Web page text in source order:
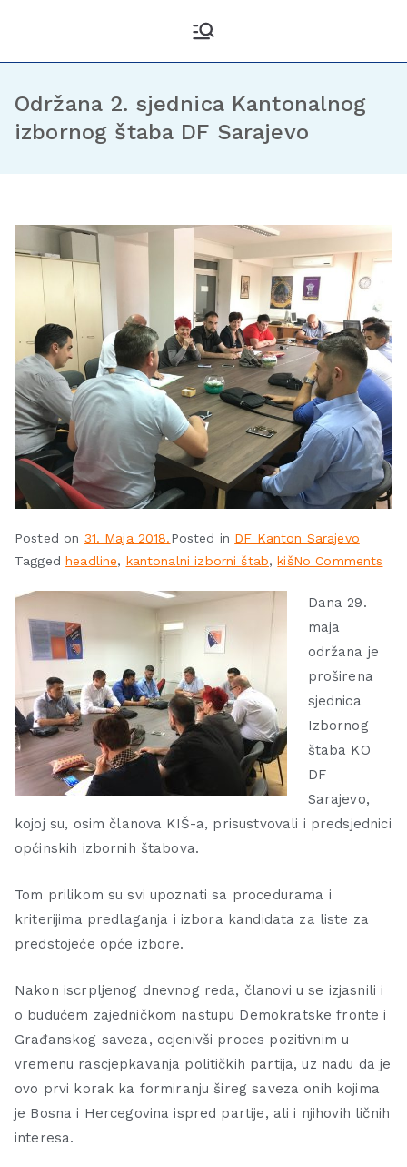
Održana 2. sjednica Kantonalnog
izbornog štaba DF Sarajevo
Posted on 31. Maja 2018.Posted in DF Kanton Sarajevo
Taggedheadline, kantonalni izborni štab,kišNo Comments
Dana 29.
maja
održana je
proširena
sjednica
Izbornog
štaba KO
DF
Sarajevo,
kojoj su, osim članova KIŠ-a, prisustvovali i predsjednici
općinskih izbornih štabova.
Tom prilikom su svi upoznati sa procedurama i
kriterijima predlaganja i izbora kandidata za liste za
predstojeće opće izbore.
Nakon iscrpljenog dnevnog reda, članovi u se izjasnili i
o budućem zajedničkom nastupu Demokratske fronte i
Građanskog saveza, ocjenivši proces pozitivnim u
vremenu rascjepkavanja političkih partija, uz nadu da je
ovo prvi korak ka formiranju šireg saveza onih kojima
je Bosna i Hercegovina ispred partije, ali i njihovih ličnih
interesa.